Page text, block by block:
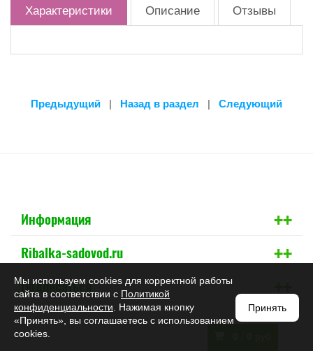
Характеристики Описание Отзывы
Предыдущий | Назад в раздел | Следующий
Информация +
+
Ribalka-sadovod.ru +
+
Подписаться +
+
Мы используем cookies для корректной работы
сайта в соответствии с Политикой
конфиденциальности . Нажимая кнопку
«Принять», вы соглашаетесь с использованием
cookies.
Принять